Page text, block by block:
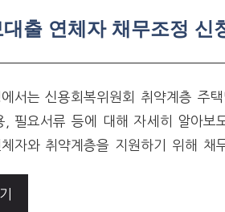
출 연체자 채무조정 신
서는 신용회복위원회 취약계층 주
, 필요서류 등에 대해 자세히 알아보
자와 취약계층을 지원하기 위해 채